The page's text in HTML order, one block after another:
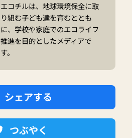
エコチルは、地球環境保全に取
り組む子ども達を育むととも
に、学校や家庭でのエコライフ
推進を目的としたメディアで
す。
シェアする
つぶやく